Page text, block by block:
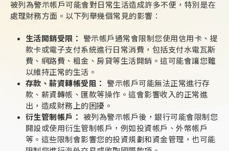
被列為警示帳戶可能會對日常生活造成許多不便，特別是在
處理財務方面。以下列舉幾個常見的影響：
生活開銷受限：
警示帳戶通常會限制您使用信用卡、提
款卡或電子支付系統進行日常消費，包括支付水電瓦斯
費、網路費、租金、房貸等生活開銷。這可能會讓您難
以維持正常的生活。
存款、薪資轉帳受阻：
警示帳戶可能無法正常進行存
款、薪資轉帳、匯款等操作。這會影響收入的正常進
出，造成財務上的困擾。
衍生管制帳戶：
被列為警示帳戶後，銀行可能會限制您
開設或使用衍生管制帳戶，例如投資帳戶、外幣帳戶
等。這些限制會影響您的投資規劃和資金管理，也可能